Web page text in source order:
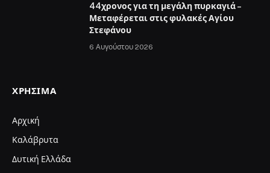
44χρονος για τη μεγάλη πυρκαγιά –
Μεταφέρεται στις φυλακές Αγίου
Στεφάνου
6 Αυγούστου 2026
ΧΡΉΣΙΜΑ
Αρχική
Καλάβρυτα
Δυτική Ελλάδα